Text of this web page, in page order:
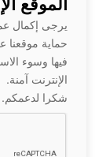
يرجى إكمال
حماية موقعنا
فيها وسوء
الإنترنت آمنة.
شكرا لدعمكم.